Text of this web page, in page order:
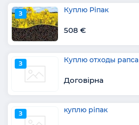
З Куплю Ріпак
508 €
З Куплю отходы рапса
Договірна
З куплю ріпак